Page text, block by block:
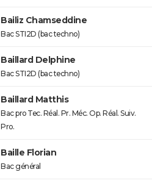
Bailiz Chamseddine
Bac STI2D (bac techno)
Baillard Delphine
Bac STI2D (bac techno)
Baillard Matthis
Bac pro Tec. Réal. Pr. Méc. Op. Réal. Suiv.
Pro.
Baille Florian
Bac général